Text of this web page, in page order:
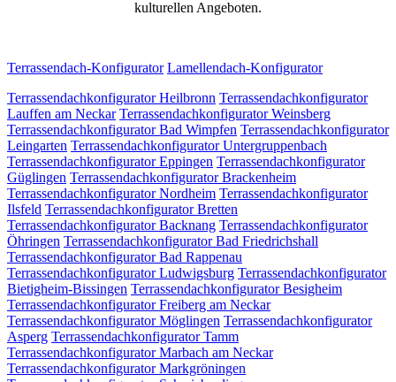
kulturellen Angeboten.
Terrassendach-Konfigurator Lamellendach-Konfigurator
Terrassendachkonfigurator Heilbronn Terrassendachkonfigurator
Lauffen am Neckar Terrassendachkonfigurator Weinsberg
Terrassendachkonfigurator Bad Wimpfen Terrassendachkonfigurator
Leingarten Terrassendachkonfigurator Untergruppenbach
Terrassendachkonfigurator Eppingen Terrassendachkonfigurator
Güglingen Terrassendachkonfigurator Brackenheim
Terrassendachkonfigurator Nordheim Terrassendachkonfigurator
Ilsfeld Terrassendachkonfigurator Bretten
Terrassendachkonfigurator Backnang Terrassendachkonfigurator
Öhringen Terrassendachkonfigurator Bad Friedrichshall
Terrassendachkonfigurator Bad Rappenau
Terrassendachkonfigurator Ludwigsburg Terrassendachkonfigurator
Bietigheim-Bissingen Terrassendachkonfigurator Besigheim
Terrassendachkonfigurator Freiberg am Neckar
Terrassendachkonfigurator Möglingen Terrassendachkonfigurator
Asperg Terrassendachkonfigurator Tamm
Terrassendachkonfigurator Marbach am Neckar
Terrassendachkonfigurator Markgröningen